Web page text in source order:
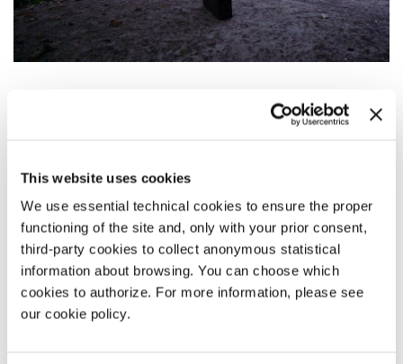
This website uses cookies
We use essential technical cookies to ensure the proper
functioning of the site and, only with your prior consent,
third-party cookies to collect anonymous statistical
information about browsing. You can choose which
cookies to authorize. For more information, please see
our cookie policy.
fantasticando di difendere i confini nazionali da un attacco
giocattolo di legno per poi immergersi nella natura,
nascondendosi nei bunker abbandonati della Seconda guerra
mondiale, allestendo immaginifiche battaglie.
COMMENTO DEL REGISTA
René va alla guerra